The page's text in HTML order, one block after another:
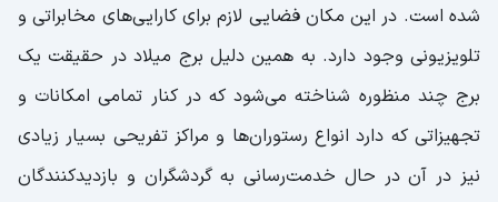
شده است. در این مکان فضایی لازم برای کارایی‌های مخابراتی و
تلویزیونی وجود دارد. به همین دلیل برج میلاد در حقیقت یک
برج چند منظوره شناخته می‌شود که در کنار تمامی امکانات و
تجهیزاتی که دارد انواع رستوران‌ها و مراکز تفریحی بسیار زیادی
نیز در آن در حال خدمت‌رسانی به گردشگران و بازدیدکنندگان